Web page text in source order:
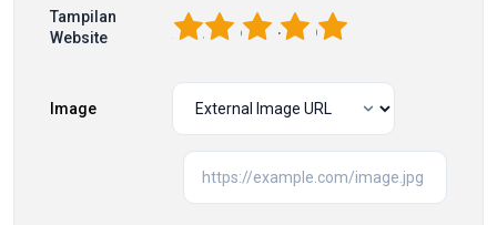
Tampilan
Website
5
4
3
2
Image